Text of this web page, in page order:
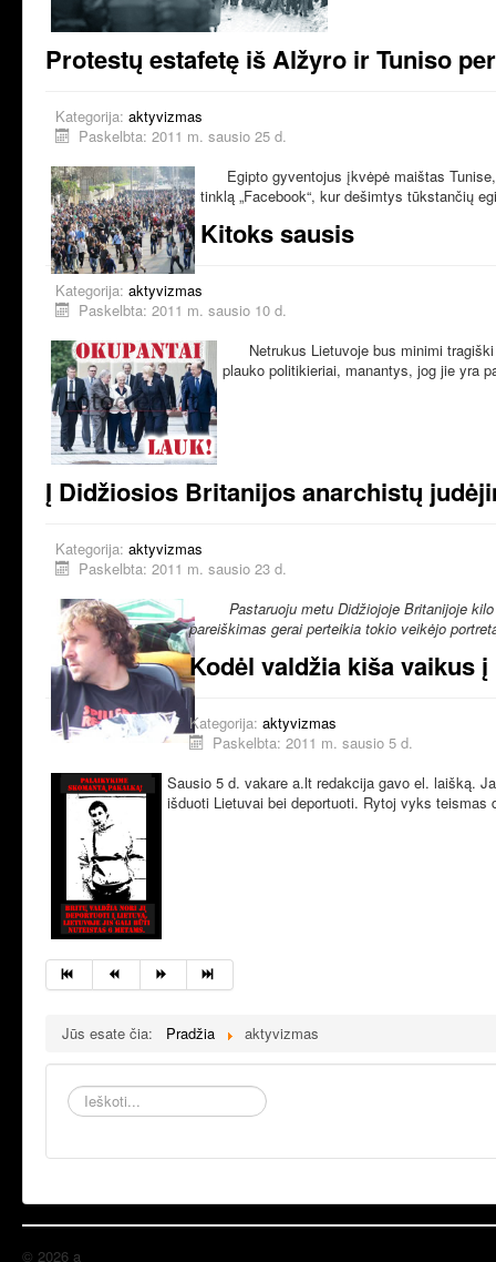
Protestų estafetę iš Alžyro ir Tuniso
Kategorija: aktyvizmas
Paskelbta: 2011 m. sausio 25 d.
Egipto gyventojus įkvėpė maištas
tinklą „Facebook“, kur dešimtys tūkstančių
Kitoks sausis
Kategorija: aktyvizmas
Paskelbta: 2011 m. sausio 10 d.
Netrukus Lietuvoje bus minimi
plauko politikieriai, manantys, jog jie yra
Į Didžiosios Britanijos anarchistų
Kategorija: aktyvizmas
Paskelbta: 2011 m. sausio 23 d.
Pastaruoju metu Didžiojoje Britanijoje
pareiškimas gerai perteikia tokio veikėjo
Kodėl valdžia kiša vaikus
Kategorija: aktyvizmas
Paskelbta: 2011 m. sausio 5 d.
Sausio 5 d. vakare a.lt redakcija gavo el. laišką.
išduoti Lietuvai bei deportuoti. Rytoj vyks teismas
Jūs esate čia: Pradžia aktyvizmas
Ieškoti...
© 2026 a